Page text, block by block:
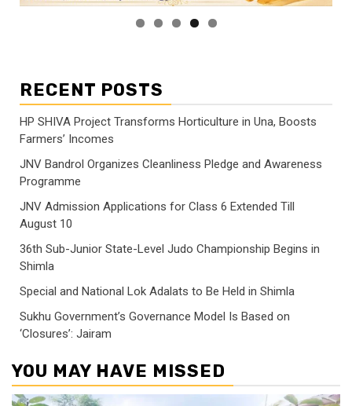
RECENT POSTS
HP SHIVA Project Transforms Horticulture in Una, Boosts
Farmers’ Incomes
JNV Bandrol Organizes Cleanliness Pledge and Awareness
Programme
JNV Admission Applications for Class 6 Extended Till
August 10
36th Sub-Junior State-Level Judo Championship Begins in
Shimla
Special and National Lok Adalats to Be Held in Shimla
Sukhu Government’s Governance Model Is Based on
‘Closures’: Jairam
YOU MAY HAVE MISSED